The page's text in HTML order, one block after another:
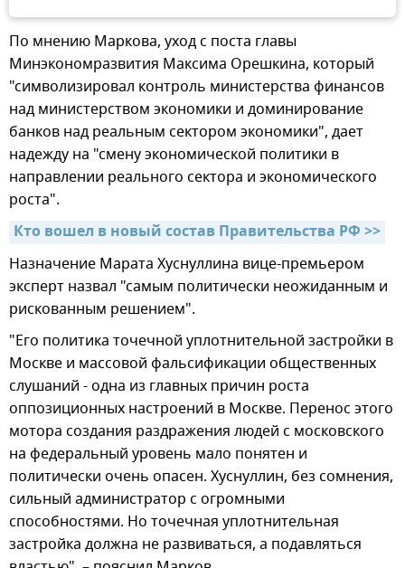
По мнению Маркова, уход с поста главы
Минэкономразвития Максима Орешкина, который
"символизировал контроль министерства финансов
над министерством экономики и доминирование
банков над реальным сектором экономики", дает
надежду на "смену экономической политики в
направлении реального сектора и экономического
роста".
Кто вошел в новый состав Правительства РФ >>
Назначение Марата Хуснуллина вице-премьером
эксперт назвал "самым политически неожиданным и
рискованным решением".
"Его политика точечной уплотнительной застройки в
Москве и массовой фальсификации общественных
слушаний - одна из главных причин роста
оппозиционных настроений в Москве. Перенос этого
мотора создания раздражения людей с московского
на федеральный уровень мало понятен и
политически очень опасен. Хуснуллин, без сомнения,
сильный администратор с огромными
способностями. Но точечная уплотнительная
застройка должна не развиваться, а подавляться